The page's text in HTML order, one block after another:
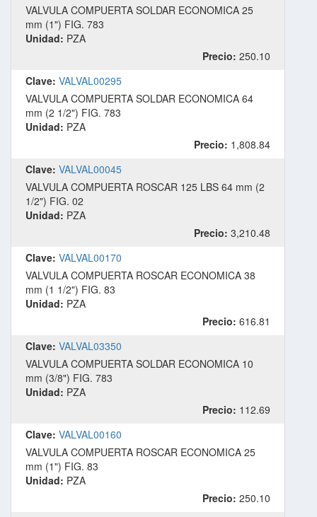
VALVULA COMPUERTA SOLDAR ECONOMICA 25
mm (1") FIG. 783
Unidad: PZA
Precio: 250.10
Clave: VALVAL00295
VALVULA COMPUERTA SOLDAR ECONOMICA 64
mm (2 1/2") FIG. 783
Unidad: PZA
Precio: 1,808.84
Clave: VALVAL00045
VALVULA COMPUERTA ROSCAR 125 LBS 64 mm (2
1/2") FIG. 02
Unidad: PZA
Precio: 3,210.48
Clave: VALVAL00170
VALVULA COMPUERTA ROSCAR ECONOMICA 38
mm (1 1/2") FIG. 83
Unidad: PZA
Precio: 616.81
Clave: VALVAL03350
VALVULA COMPUERTA SOLDAR ECONOMICA 10
mm (3/8") FIG. 783
Unidad: PZA
Precio: 112.69
Clave: VALVAL00160
VALVULA COMPUERTA ROSCAR ECONOMICA 25
mm (1") FIG. 83
Unidad: PZA
Precio: 250.10